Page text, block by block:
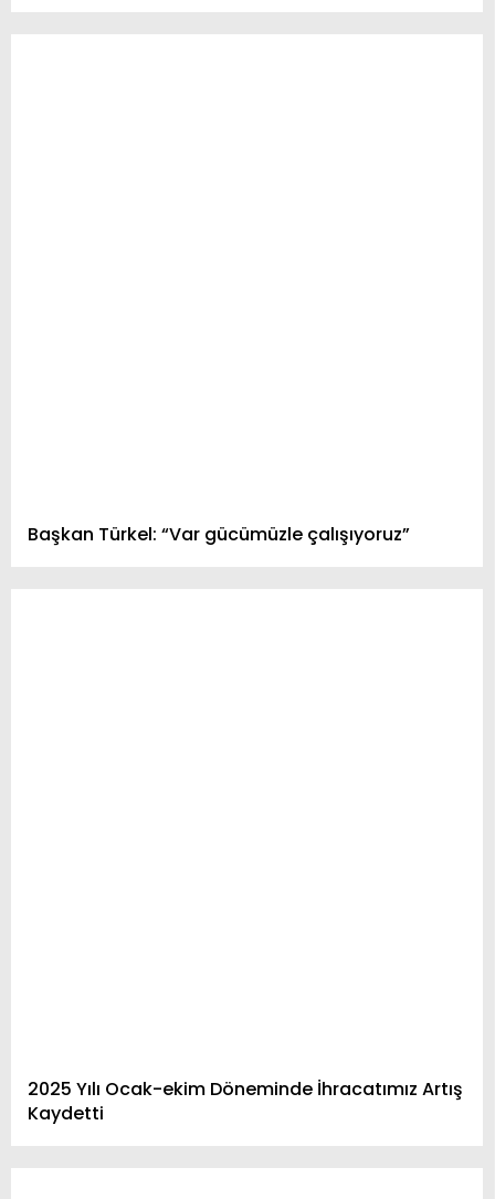
Başkan Türkel: “Var gücümüzle çalışıyoruz”
2025 Yılı Ocak-ekim Döneminde İhracatımız Artış
Kaydetti